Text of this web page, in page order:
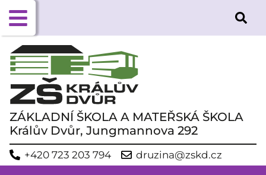
ZÁKLADNÍ ŠKOLA A MATEŘSKÁ ŠKOLA
Králův Dvůr, Jungmannova 292
+420 723 203 794 druzina@zskd.cz